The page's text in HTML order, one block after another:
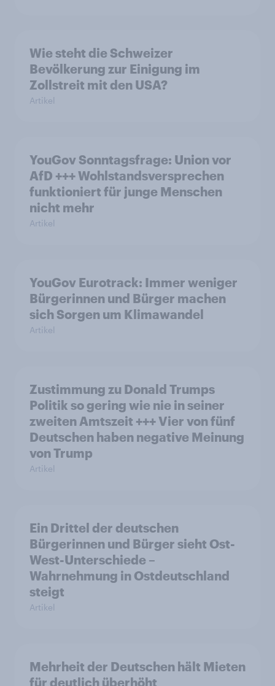
Wie steht die Schweizer
Bevölkerung zur Einigung im
Zollstreit mit den USA?
Artikel
YouGov Sonntagsfrage: Union vor
AfD +++ Wohlstandsversprechen
funktioniert für junge Menschen
nicht mehr
Artikel
YouGov Eurotrack: Immer weniger
Bürgerinnen und Bürger machen
sich Sorgen um Klimawandel
Artikel
Zustimmung zu Donald Trumps
Politik so gering wie nie in seiner
zweiten Amtszeit +++ Vier von fünf
Deutschen haben negative Meinung
von Trump
Artikel
Ein Drittel der deutschen
Bürgerinnen und Bürger sieht Ost-
West-Unterschiede –
Wahrnehmung in Ostdeutschland
steigt
Artikel
Mehrheit der Deutschen hält Mieten
für deutlich überhöht